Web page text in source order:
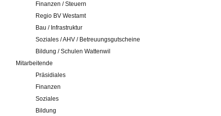
Finanzen / Steuern
Regio BV Westamt
Bau / Infrastruktur
Soziales / AHV / Betreuungsgutscheine
Bildung / Schulen Wattenwil
Mitarbeitende
Präsidiales
Finanzen
Soziales
Bildung